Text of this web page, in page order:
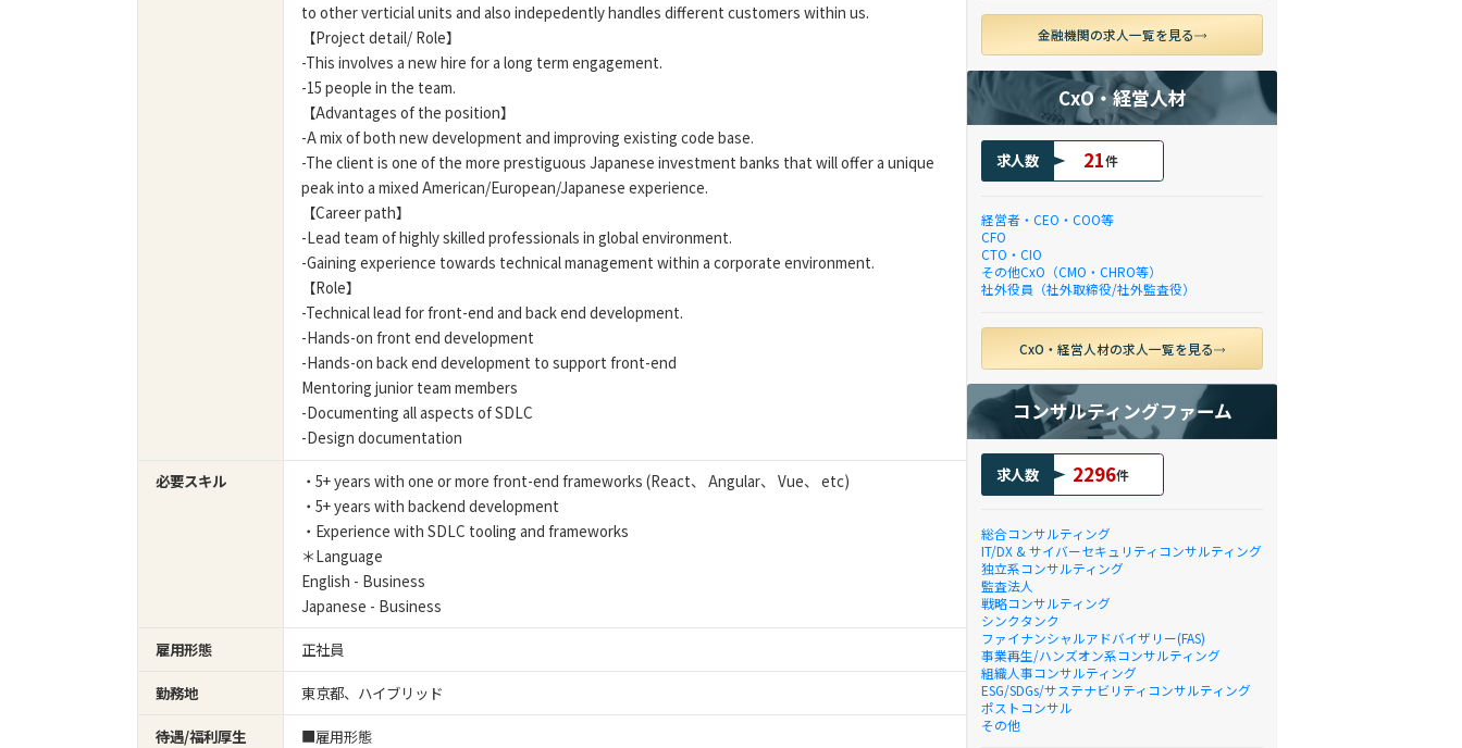
to other verticial units and also indepedently handles different customers within us.
【Project detail/ Role】
-This involves a new hire for a long term engagement.
-15 people in the team.
【Advantages of the position】
-A mix of both new development and improving existing code base.
-The client is one of the more prestiguous Japanese investment banks that will offer a unique
peak into a mixed American/European/Japanese experience.
【Career path】
-Lead team of highly skilled professionals in global environment.
-Gaining experience towards technical management within a corporate environment.
【Role】
-Technical lead for front-end and back end development.
-Hands-on front end development
-Hands-on back end development to support front-end
Mentoring junior team members
-Documenting all aspects of SDLC
-Design documentation
必要スキル
・5+ years with one or more front-end frameworks (React、 Angular、 Vue、 etc)
・5+ years with backend development
・Experience with SDLC tooling and frameworks
＊Language
English - Business
Japanese - Business
雇用形態
正社員
勤務地
東京都、ハイブリッド
待遇/福利厚生
■雇用形態
金融機関の求人一覧を見る
CxO・経営人材
求人数 21件
経営者・CEO・COO等
CFO
CTO・CIO
その他CxO（CMO・CHRO等）
社外役員（社外取締役/社外監査役）
CxO・経営人材の求人一覧を見る
コンサルティングファーム
求人数 2296件
総合コンサルティング
IT/DX & サイバーセキュリティコンサルティング
独立系コンサルティング
監査法人
戦略コンサルティング
シンクタンク
ファイナンシャルアドバイザリー(FAS)
事業再生/ハンズオン系コンサルティング
組織人事コンサルティング
ESG/SDGs/サステナビリティコンサルティング
ポストコンサル
その他